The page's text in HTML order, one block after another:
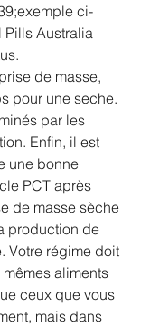
ci-
Pills Australia
de masse,
pour une seche.
par les
Enfin, il est
une bonne
PCT après
de masse sèche
production de
Votre régime doit
aliments
ceux que vous
mais dans